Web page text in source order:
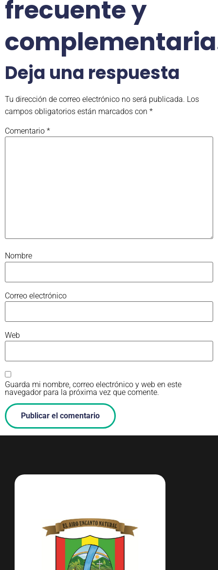
frecuente y
Deja una respuesta
Tu dirección de correo electrónico no será publicada. Los
campos obligatorios están marcados con *
Comentario *
Nombre
Correo electrónico
Web
Guarda mi nombre, correo electrónico y web en este
navegador para la próxima vez que comente.